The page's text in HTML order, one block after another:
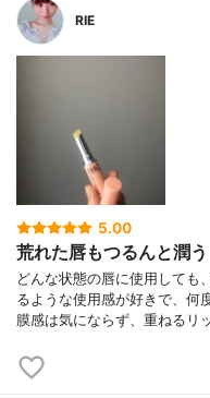
RIE
5.00
荒れた唇もつるんと潤う
どんな状態の唇に使用しても
るような使用感が好きで、何
膜感は気にならず、重ねるリ